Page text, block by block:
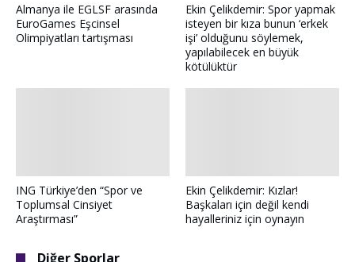
Almanya ile EGLSF arasında
EuroGames Eşcinsel
Olimpiyatları tartışması
Ekin Çelikdemir: Spor yapmak
isteyen bir kıza bunun ‘erkek
işi’ olduğunu söylemek,
yapılabilecek en büyük
kötülüktür
ING Türkiye’den “Spor ve
Toplumsal Cinsiyet
Araştırması”
Ekin Çelikdemir: Kızlar!
Başkaları için değil kendi
hayalleriniz için oynayın
Diğer Sporlar